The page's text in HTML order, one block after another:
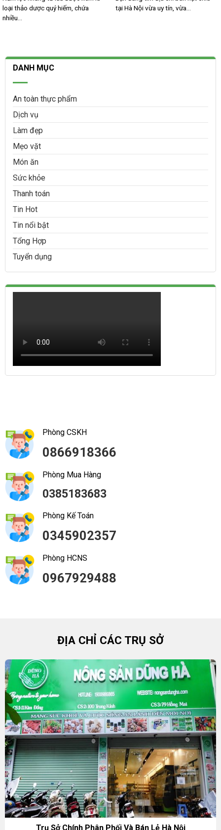
loại thảo dược quý hiếm, chứa
nhiều...
tại Hà Nội vừa uy tín, vừa...
DANH MỤC
An toàn thực phẩm
Dịch vụ
Làm đẹp
Mẹo vặt
Món ăn
Sức khỏe
Thanh toán
Tin Hot
Tin nổi bật
Tổng Hợp
Tuyển dụng
Phòng CSKH
0866918366
Phòng Mua Hàng
0385183683
Phòng Kế Toán
0345902357
Phòng HCNS
0967929488
ĐỊA CHỈ CÁC TRỤ SỞ
Trụ Sở Chính Phân Phối Và Bán Lẻ Hà Nội